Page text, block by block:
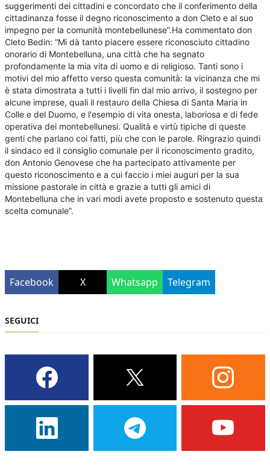
suggerimenti dei cittadini e concordato che il conferimento della
cittadinanza fosse il degno riconoscimento a don Cleto e al suo
impegno per la comunità montebellunese”.Ha commentato don
Cleto Bedin: “Mi dà tanto piacere essere riconosciuto cittadino
onorario di Montebelluna, una città che ha segnato
profondamente la mia vita di uomo e di religioso. Tanti sono i
motivi del mio affetto verso questa comunità: la vicinanza che mi
è stata dimostrata a tutti i livelli fin dal mio arrivo, il sostegno per
alcune imprese, quali il restauro della Chiesa di Santa Maria in
Colle e del Duomo, e l'esempio di vita onesta, laboriosa e di fede
operativa dei montebellunesi. Qualità e virtù tipiche di queste
genti che parlano coi fatti, più che con le parole. Ringrazio quindi
il sindaco ed il consiglio comunale per il riconoscimento gradito,
don Antonio Genovese che ha partecipato attivamente per
questo riconoscimento e a cui faccio i miei auguri per la sua
missione pastorale in città e grazie a tutti gli amici di
Montebelluna che in vari modi avete proposto e sostenuto questa
scelta comunale”.
Facebook X Whatsapp Telegram
SEGUICI